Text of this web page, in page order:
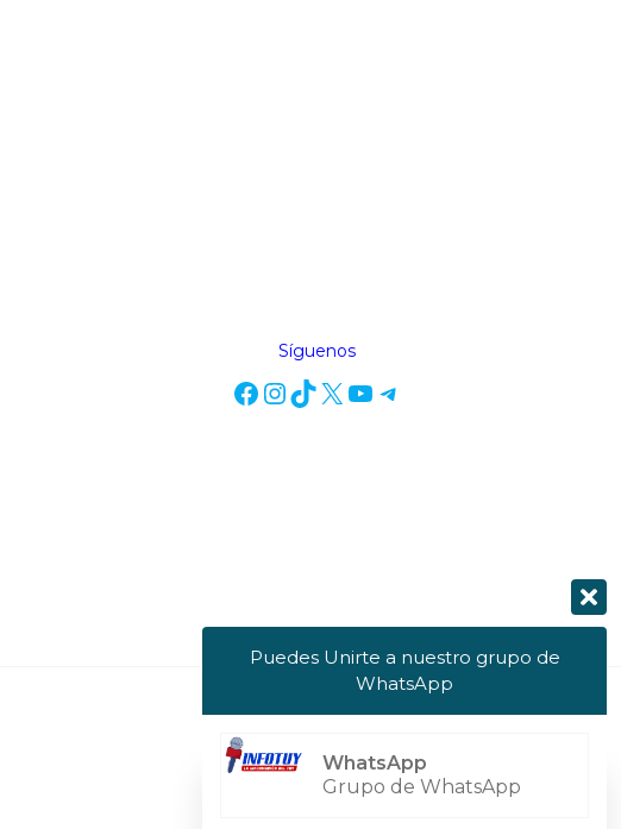
Síguenos
Puedes Unirte a nuestro grupo de
WhatsApp
WhatsApp
Grupo de WhatsApp